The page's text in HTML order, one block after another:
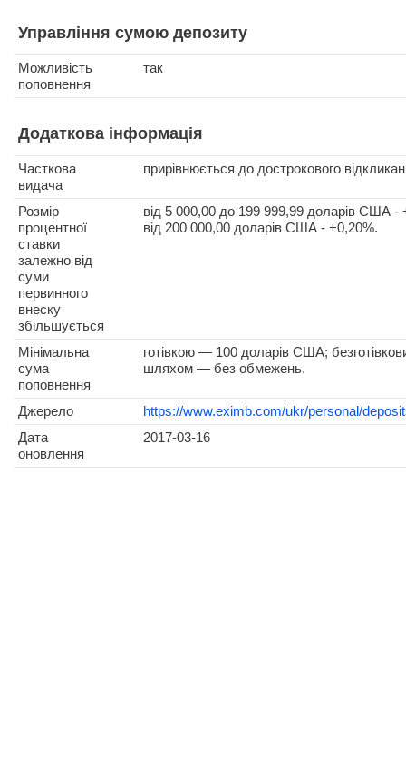
Управління сумою депозиту
Можливість
поповнення
так
Додаткова інформація
Часткова
видача
прирівнюється до дострокового
Розмір
процентної
ставки
залежно від
суми
первинного
внеску
збільшується
від 5 000,00 до 199 999,99 доларів США -
від 200 000,00 доларів США - +0,20%.
Мінімальна
сума
поповнення
готівкою — 100 доларів США;
шляхом — без обмежень.
Джерело
https://www.eximb.com/ukr/personal/
Дата
оновлення
2017-03-16